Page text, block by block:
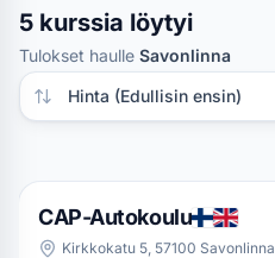
5 kurssia löytyi
Tulokset haulle Savonlinna
Järjestä tulokset
CAP-Autokoulu
Kirkkokatu 5, 57100 Savonlinna